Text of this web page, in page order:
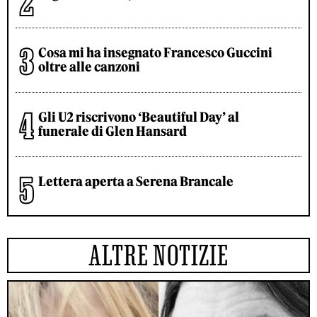
Cosa mi ha insegnato Francesco Guccini
oltre alle canzoni
Gli U2 riscrivono ‘Beautiful Day’ al
funerale di Glen Hansard
Lettera aperta a Serena Brancale
ALTRE NOTIZIE